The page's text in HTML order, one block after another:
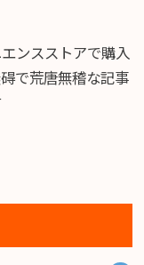
ンスストアで購入
で荒唐無稽な記事